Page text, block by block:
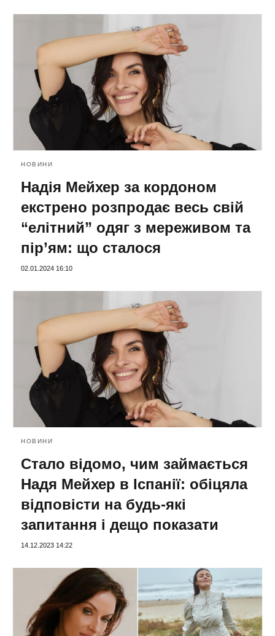
НОВИНИ
Надія Мейхер за кордоном
екстрено розпродає весь свій
“елітний” одяг з мереживом та
пір’ям: що сталося
02.01.2024 16:10
НОВИНИ
Стало відомо, чим займається
Надя Мейхер в Іспанії: обіцяла
відповісти на будь-які
запитання і дещо показати
14.12.2023 14:22